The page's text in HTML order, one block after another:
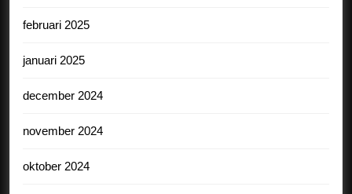
februari 2025
januari 2025
december 2024
november 2024
oktober 2024